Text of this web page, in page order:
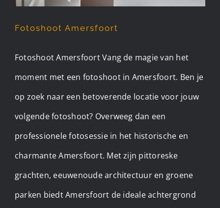
Fotoshoot Amersfoort
Fotoshoot Amersfoort Vang de magie van het
moment met een fotoshoot in Amersfoort. Ben je
op zoek naar een betoverende locatie voor jouw
volgende fotoshoot? Overweeg dan een
professionele fotosessie in het historische en
charmante Amersfoort. Met zijn pittoreske
grachten, eeuwenoude architectuur en groene
parken biedt Amersfoort de ideale achtergrond